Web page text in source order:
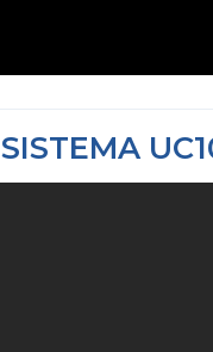
SISTEMA